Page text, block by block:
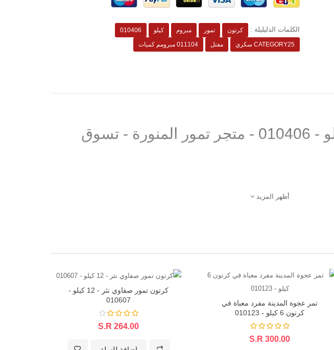
الكلمات الدليليلة : كرتون تمور مبروم كيلو
010406
CATEGORY25 سكري
مفتل 011104 مبرومم كميات
كرتون تمور مبروم - 6 كيلو - 010406 - متجر تمور المنورة - تسوق
أظهر المزيد
تمر عجوة المدينة مفرد معباة في
كرتون 6 كيلو - 010123
S.R 300.00
كرتون تمور صفاوي نثر - 12 كيلو -
010607
S.R 264.00